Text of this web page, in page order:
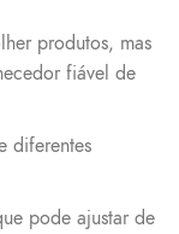
produtos, mas
fiável de
diferentes
pode ajustar de